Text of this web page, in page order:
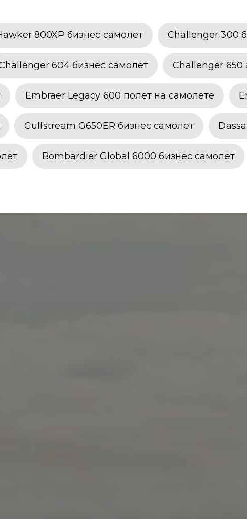
800XP бизнес самолет Challenger 300
604 бизнес самолет Challenger 650
Embraer Legacy 600 полет на самолете
Gulfstream G650ER бизнес самолет
Bombardier Global 6000 бизнес самолет